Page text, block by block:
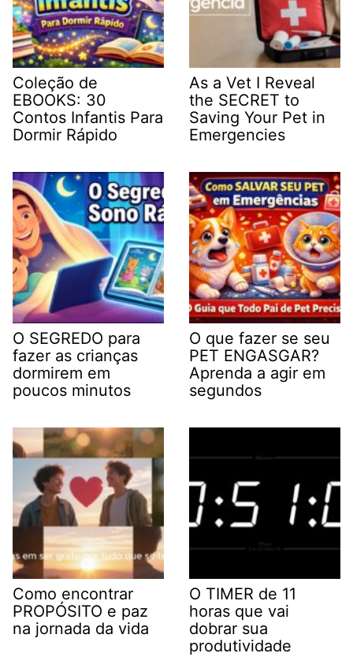
Coleção de
EBOOKS: 30
Contos Infantis Para
Dormir Rápido
As a Vet I Reveal
the SECRET to
Saving Your Pet in
Emergencies
O SEGREDO para
fazer as crianças
dormirem em
poucos minutos
O que fazer se seu
PET ENGASGAR?
Aprenda a agir em
segundos
Como encontrar
PROPÓSITO e paz
na jornada da vida
O TIMER de 11
horas que vai
dobrar sua
produtividade